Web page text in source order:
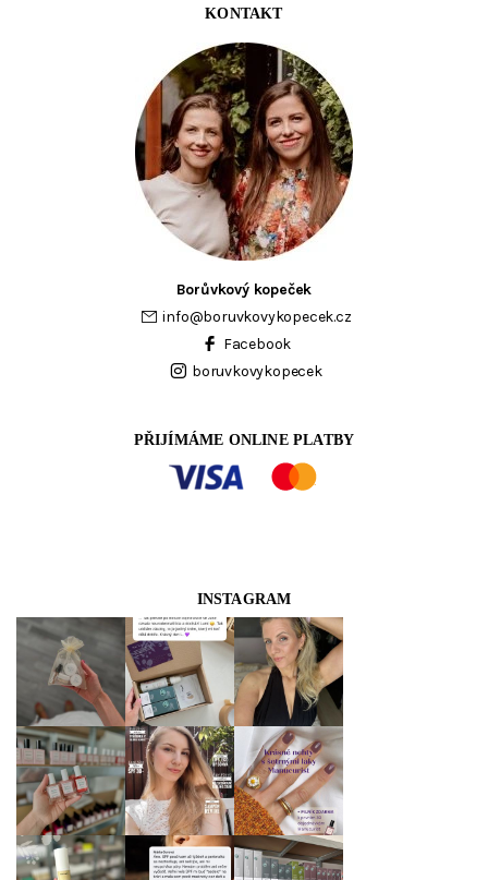
KONTAKT
Borůvkový kopeček
info@boruvkovykopecek.cz
Facebook
boruvkovykopecek
PŘIJÍMÁME ONLINE PLATBY
INSTAGRAM